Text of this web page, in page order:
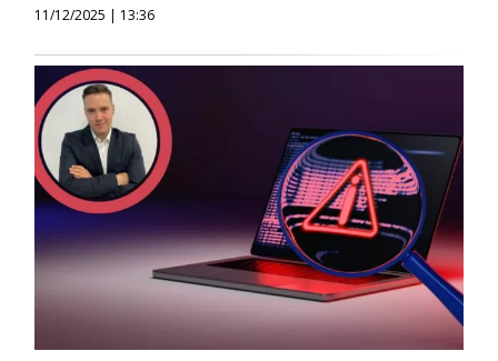
11/12/2025 | 13:36